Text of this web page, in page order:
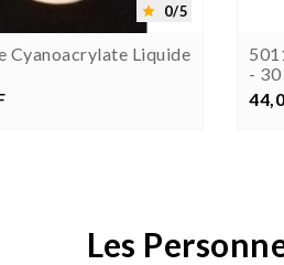
 0/5
Cyanoacrylate Liquide
- 30
Les